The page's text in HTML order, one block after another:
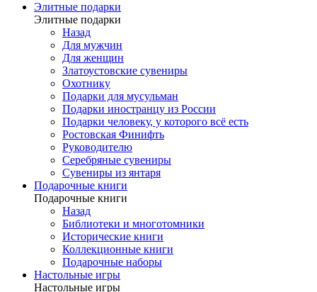
Элитные подарки
Элитные подарки
Назад
Для мужчин
Для женщин
Златоустовские сувениры
Охотнику
Подарки для мусульман
Подарки иностранцу из России
Подарки человеку, у которого всё есть
Ростовская Финифть
Руководителю
Серебряные сувениры
Сувениры из янтаря
Подарочные книги
Подарочные книги
Назад
Библиотеки и многотомники
Исторические книги
Коллекционные книги
Подарочные наборы
Настольные игры
Настольные игры